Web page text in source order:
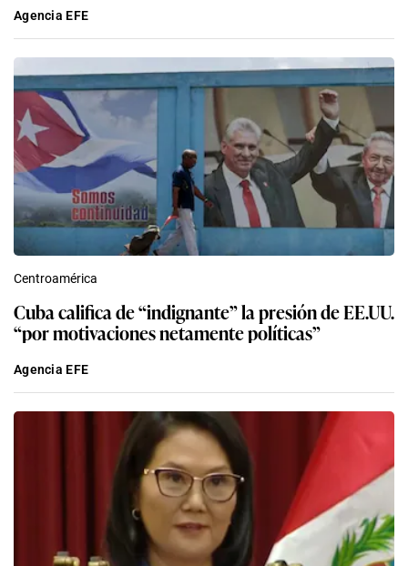
Agencia EFE
Centroamérica
Cuba califica de “indignante” la presión de EE.UU.
“por motivaciones netamente políticas”
Agencia EFE